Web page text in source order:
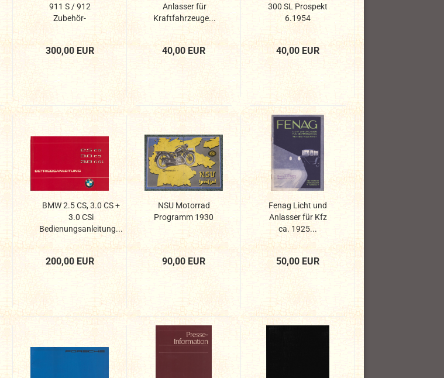
911 S / 912
Zubehör-
Katalog...
300,00 EUR
Anlasser für
Kraftfahrzeuge...
40,00 EUR
300 SL Prospekt
6.1954
40,00 EUR
BMW 2.5 CS, 3.0 CS +
3.0 CSi
Bedienungsanleitung...
200,00 EUR
NSU Motorrad
Programm 1930
90,00 EUR
Fenag Licht und
Anlasser für Kfz
ca. 1925...
50,00 EUR